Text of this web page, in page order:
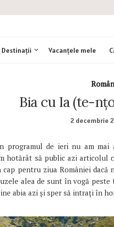
Destinații Vacanțele mele
Bia cu Ia (te-
2 decembrie
programul de ieri nu am mai
hotărât să public azi articolul
cap pentru ziua României
alea de sunt în vogă
abia azi și sper să intrați în